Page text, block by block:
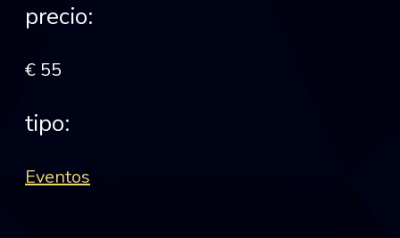
precio:
€ 55
tipo:
Eventos